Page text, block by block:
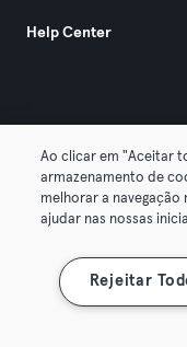
Help Center
© 2026 Urban
AGB Datenschutz
Vertrag hier
Ao clicar em "Aceitar
armazenamento de
melhorar a navegação
ajudar nas nossas
Rejeitar